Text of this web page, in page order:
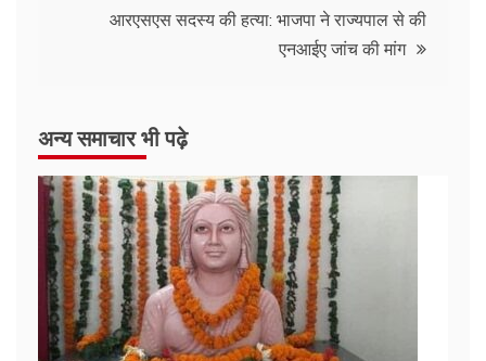
आरएसएस सदस्य की हत्या: भाजपा ने राज्यपाल से की
एनआईए जांच की मांग
अन्य समाचार भी पढ़े